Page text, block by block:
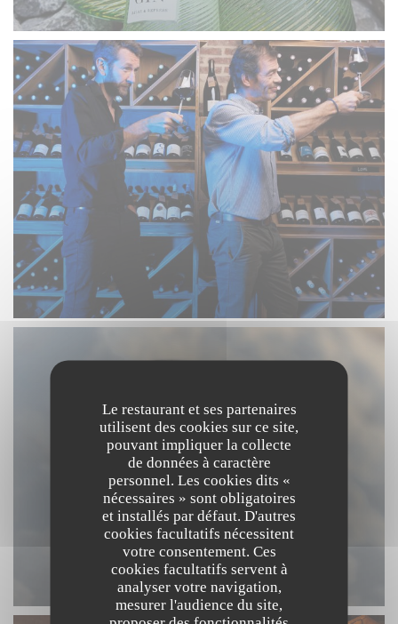
Le restaurant et ses partenaires
utilisent des cookies sur ce site,
pouvant impliquer la collecte
de données à caractère
personnel. Les cookies dits «
nécessaires » sont obligatoires
et installés par défaut. D'autres
cookies facultatifs nécessitent
votre consentement. Ces
cookies facultatifs servent à
analyser votre navigation,
mesurer l'audience du site,